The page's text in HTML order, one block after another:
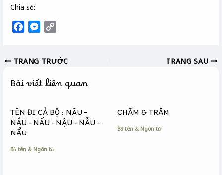
Chia sẻ:
e
o
k
M
s
n
e
r
y
i
k
TRANG TRƯỚC TRANG SAU
Bài viết liên quan
TÊN ĐI CẢ BỘ : NÂU –
NẦU – NẤU – NẬU – NẪU –
NẨU
Bộ tên & Ngôn từ
CHĂM & TRĂM
Bộ tên & Ngôn từ